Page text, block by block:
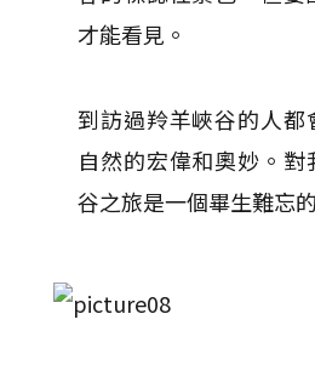
才能看見。
到訪過羚羊峽谷的人都
自然的宏偉和奧妙。
谷之旅是一個畢生難忘